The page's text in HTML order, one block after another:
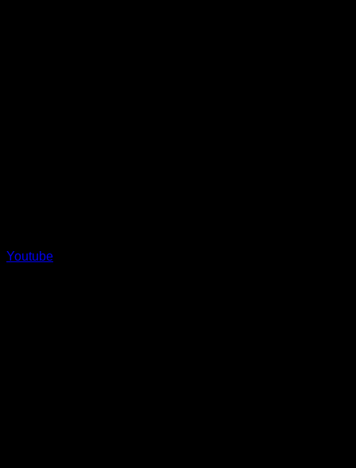
Youtube